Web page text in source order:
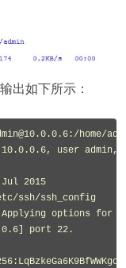
出如下所示：
home/
user admin,
ssh/ssh_config
options for *
port 22.